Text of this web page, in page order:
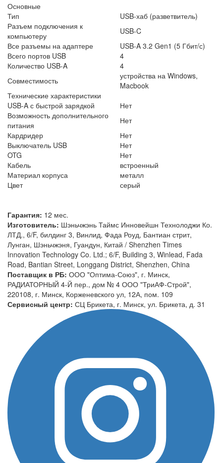
Основные
Тип
USB-хаб (разветвитель)
Разъем подключения к
компьютеру
USB-C
Все разъемы на адаптере
USB-A 3.2 Gen1 (5 Гбит/с)
Всего портов USB
4
Количество USB-A
4
Совместимость
устройства на Windows,
Macbook
Технические характеристики
USB-A с быстрой зарядкой
Нет
Возможность дополнительного
питания
Нет
Кардридер
Нет
Выключатель USB
Нет
OTG
Нет
Кабель
встроенный
Материал корпуса
металл
Цвет
серый
Гарантия: 12 мес.
Изготовитель: Шэньчжэнь Таймс Инновейшн Технолоджи Ко.
ЛТД., 6/F, билдинг 3, Винлид, Фада Роуд, Бантиан стрит,
Лунган, Шэньчжэня, Гуандун, Китай / Shenzhen Times
Innovation Technology Co. Ltd.; 6/F, Building 3, Winlead, Fada
Road, Bantian Street, Longgang District, Shenzhen, China
Поставщик в РБ: ООО "Оптима-Союз", г. Минск,
РАДИАТОРНЫЙ 4-Й пер., дом № 4 ООО "ТриАФ-Строй",
220108, г. Минск, Корженевского ул, 12А, пом. 109
Сервисный центр: СЦ Брикета, г. Минск, ул. Брикета, д. 31